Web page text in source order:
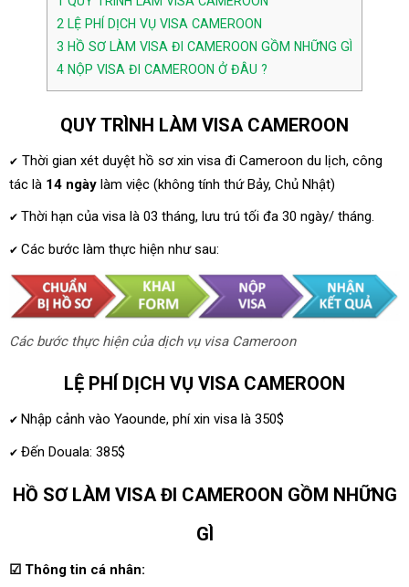
2 LỆ PHÍ DỊCH VỤ VISA CAMEROON
3 HỒ SƠ LÀM VISA ĐI CAMEROON GỒM NHỮNG GÌ
4 NỘP VISA ĐI CAMEROON Ở ĐÂU ?
QUY TRÌNH LÀM VISA CAMEROON
✔ Thời gian xét duyệt hồ sơ xin visa đi Cameroon du lịch, công
tác là 14 ngày làm việc (không tính thứ Bảy, Chủ Nhật)
✔ Thời hạn của visa là 03 tháng, lưu trú tối đa 30 ngày/ tháng.
✔ Các bước làm thực hiện như sau:
Các bước thực hiện của dịch vụ visa Cameroon
LỆ PHÍ DỊCH VỤ VISA CAMEROON
✔ Nhập cảnh vào Yaounde, phí xin visa là 350$
✔ Đến Douala: 385$
HỒ SƠ LÀM VISA ĐI CAMEROON GỒM NHỮNG
GÌ
☑ Thông tin cá nhân: